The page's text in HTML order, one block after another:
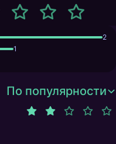
2
1
По популярности